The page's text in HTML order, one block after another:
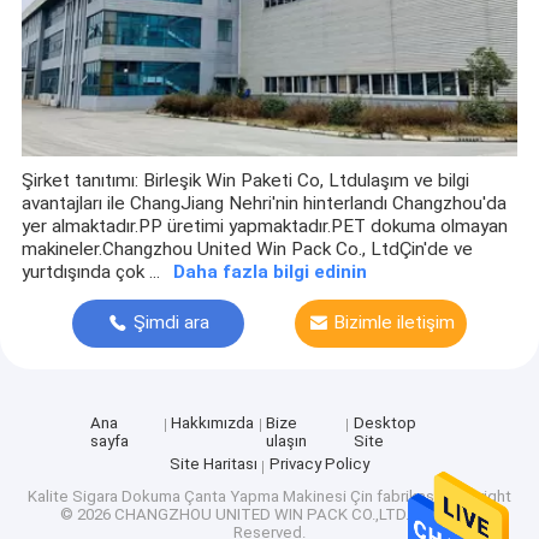
Dokuma Olmayan Çantalar
Şirket tanıtımı: Birleşik Win Paketi Co, Ltdulaşım ve bilgi
avantajları ile ChangJiang Nehri'nin hinterlandı Changzhou'da
yer almaktadır.PP üretimi yapmaktadır.PET dokuma olmayan
makineler.Changzhou United Win Pack Co., LtdÇin'de ve
yurtdışında çok ...
Daha fazla bilgi edinin
Şimdi ara Bizimle iletişim
Ana
sayfa
Hakkımızda
Bize
ulaşın
Desktop
Site
Site Haritası
Privacy Policy
Kalite Sigara Dokuma Çanta Yapma Makinesi Çin fabrikası.Copyright
© 2026 CHANGZHOU UNITED WIN PACK CO.,LTD. All Rights
Reserved.